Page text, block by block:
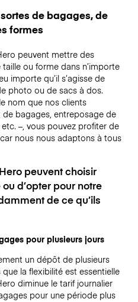
de bagages, de
formes
peuvent mettre des
ou forme dans n’importe
importe qu’il s’agisse de
photo ou de sacs à dos.
nom que nos clients
bagages, entreposage de
–, vous pouvez profiter de
nous nous adaptons à tous
peuvent choisir
d’opter pour notre
de ce qu’ils
pour plusieurs jours
un dépôt de plusieurs
la flexibilité est essentielle
diminue le tarif journalier
pour une période plus